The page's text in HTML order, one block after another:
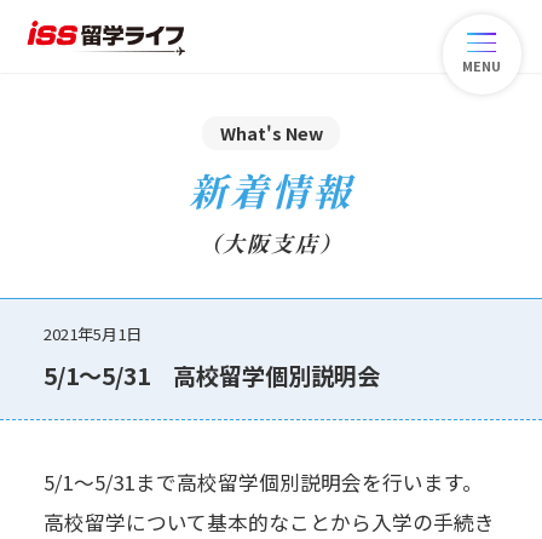
MENU
What's New
新着情報
（大阪支店）
2021年5月1日
5/1～5/31 高校留学個別説明会
5/1～5/31まで高校留学個別説明会を行います。
高校留学について基本的なことから入学の手続き